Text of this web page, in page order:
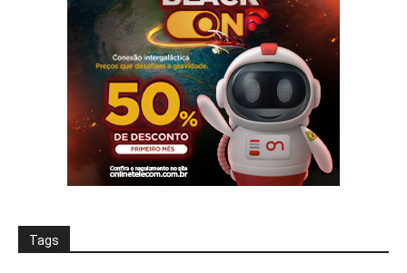
Tags